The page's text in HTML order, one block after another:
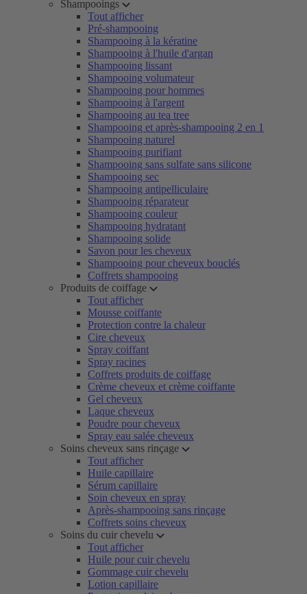
Shampooings
Tout afficher
Pré-shampooing
Shampooing à la kératine
Shampooing à l'huile d'argan
Shampooing lissant
Shampooing volumateur
Shampooing pour hommes
Shampooing à l'argent
Shampooing au tea tree
Shampooing et après-shampooing 2 en 1
Shampooing naturel
Shampooing purifiant
Shampooing sans sulfate sans silicone
Shampooing sec
Shampooing antipelliculaire
Shampooing réparateur
Shampooing couleur
Shampooing hydratant
Shampooing solide
Savon pour les cheveux
Shampooing pour cheveux bouclés
Coffrets shampooing
Produits de coiffage
Tout afficher
Mousse coiffante
Protection contre la chaleur
Cire cheveux
Spray coiffant
Spray racines
Coffrets produits de coiffage
Crème cheveux et crème coiffante
Gel cheveux
Laque cheveux
Poudre pour cheveux
Spray eau salée cheveux
Soins cheveux sans rinçage
Tout afficher
Huile capillaire
Sérum capillaire
Soin cheveux en spray
Après-shampooing sans rinçage
Coffrets soins cheveux
Soins du cuir chevelu
Tout afficher
Huile pour cuir chevelu
Gommage cuir chevelu
Lotion capillaire